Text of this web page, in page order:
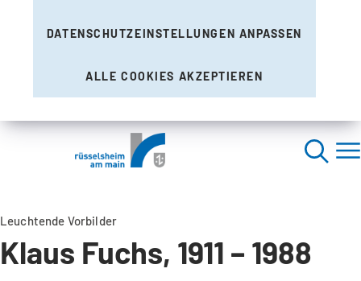
DATENSCHUTZEINSTELLUNGEN ANPASSEN
ALLE COOKIES AKZEPTIEREN
Leuchtende Vorbilder
Klaus Fuchs, 1911 – 1988